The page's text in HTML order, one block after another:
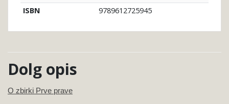
ISBN
9789612725945
Dolg opis
O zbirki Prve prave